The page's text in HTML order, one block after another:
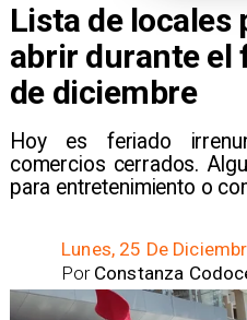
Lista de locales
abrir durante el
de diciembre
Hoy es feriado
comercios cerrados.
para entretenimiento o
Lunes, 25 De
Constanza
Por